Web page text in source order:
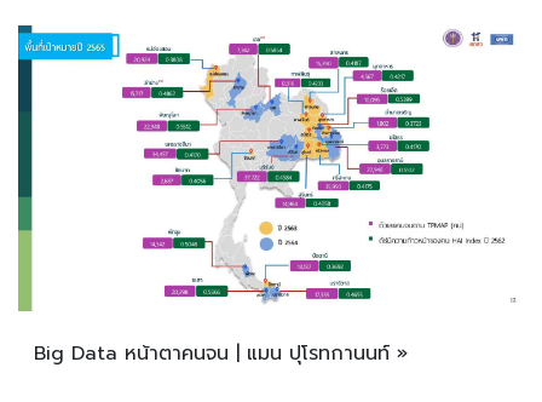
Big Data หน้าตาคนจน | แมน ปุโรทกานนท์ »